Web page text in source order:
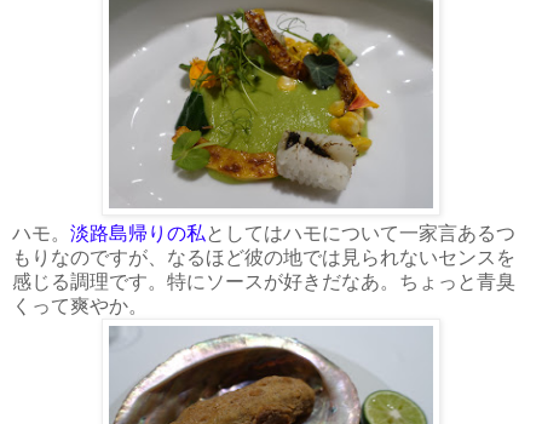
ハモ。 淡路島帰りの私 としてはハモについて一家言あるつ
もりなのですが、なるほど彼の地では見られないセンスを
感じる調理です。特にソースが好きだなあ。ちょっと青臭
くって爽やか。